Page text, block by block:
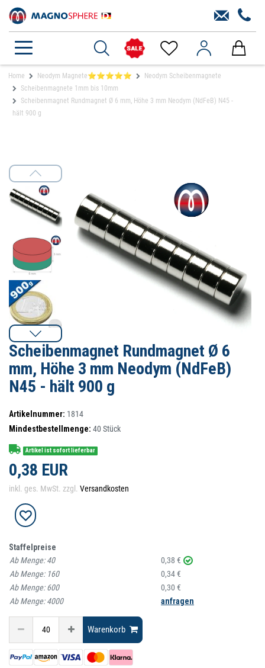
Home Neodym Magnete⭐⭐⭐⭐⭐
Neodym Scheibenmagnete
Scheibenmagnete 1mm bis 10mm
Scheibenmagnet Rundmagnet Ø 6 mm, Höhe 3 mm Neodym (NdFeB) N45 -
hält 900 g
Scheibenmagnet Rundmagnet Ø 6
mm, Höhe 3 mm Neodym (NdFeB)
N45 - hält 900 g
Artikelnummer: 1814
Mindestbestellmenge: 40 Stück
Artikel ist sofort lieferbar
0,38 EUR
inkl. ges. MwSt. zzgl. Versandkosten
Staffelpreise
Ab Menge:40
0,38 €
Ab Menge: 160
0,34 €
Ab Menge:600
0,30 €
Ab Menge:4000 anfragen
Warenkorb